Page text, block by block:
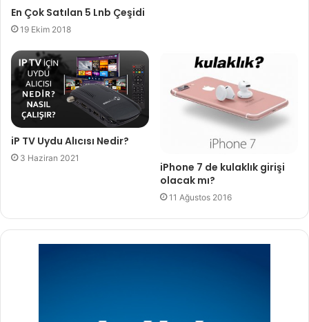
En Çok Satılan 5 Lnb Çeşidi
19 Ekim 2018
iP TV Uydu Alıcısı Nedir?
3 Haziran 2021
iPhone 7 de kulaklık girişi
olacak mı?
11 Ağustos 2016